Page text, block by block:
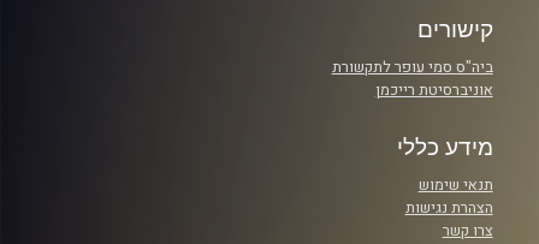
קישורים
ביה"ס סמי עופר לתקשורת
אוניברסיטת רייכמן
מידע כללי
תנאי שימוש
הצהרת נגישות
צרו קשר